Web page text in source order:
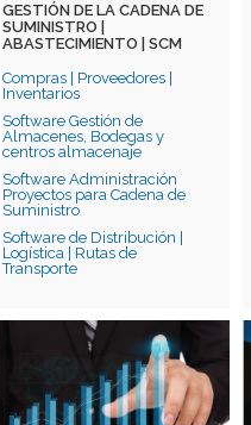
GESTIÓN DE LA CADENA DE
SUMINISTRO |
ABASTECIMIENTO | SCM
Compras | Proveedores |
Inventarios
Software Gestión de
Almacenes, Bodegas y
centros almacenaje
Software Administración
Proyectos para Cadena de
Suministro
Software de Distribución |
Logística | Rutas de
Transporte